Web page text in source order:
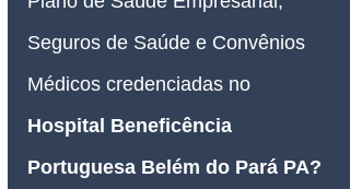
Seguros de Saúde e Convênios
Médicos credenciadas no
Hospital Beneficência
Portuguesa Belém do Pará PA?